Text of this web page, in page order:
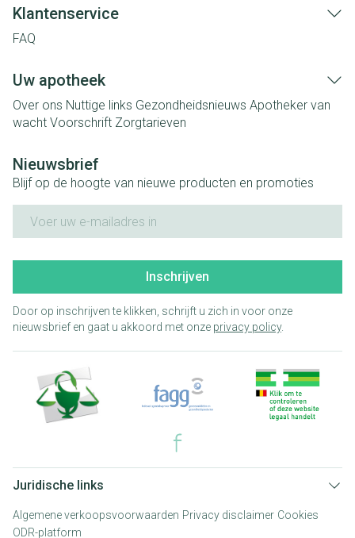
Klantenservice
FAQ
Uw apotheek
Over ons Nuttige links Gezondheidsnieuws Apotheker van
wacht Voorschrift Zorgtarieven
Nieuwsbrief
Blijf op de hoogte van nieuwe producten en promoties
Inschrijven
Door op inschrijven te klikken, schrijft u zich in voor onze
nieuwsbrief en gaat u akkoord met onze privacy policy.
Juridische links
Algemene verkoopsvoorwaarden Privacy disclaimer Cookies
ODR-platform